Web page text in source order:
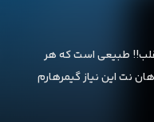
طبیعی است که هر
نت این نیاز گیمرهارم